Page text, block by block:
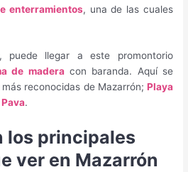
enterramientos, una de las cuales
puede llegar a este promontorio
de maderacon baranda. Aquí se
reconocidas de Mazarrón; Playa
.
los principales
ver en Mazarrón